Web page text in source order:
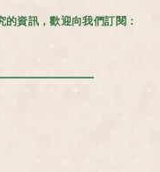
資訊，歡迎向我們訂閱：